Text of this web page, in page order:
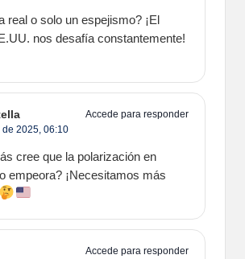
real o solo un espejismo? ¡El
nos desafía constantemente!
Accede para responder
de 2025, 06:10
cree que la polarización en
empeora? ¡Necesitamos más
Accede para responder